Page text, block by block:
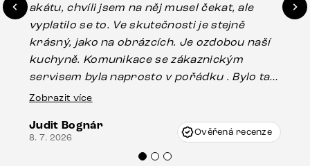
akátu, chvíli jsem na něj musel čekat, ale
vyplatilo se to. Ve skutečnosti je stejně
krásný, jako na obrázcích. Je ozdobou naší
kuchyně. Komunikace se zákaznickým
servisem byla naprosto v pořádku . Bylo tam
drobné poškození u nohy stolu, které mohlo
Vincze mi velmi korektně vyšli vstříc.
Doporučuji produkty Delife všem.“
Zobrazit více
Judit Bognár
8. 7. 2026 Ověřená recenze